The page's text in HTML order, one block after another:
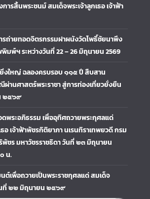
รสิ้นพระชนม์ สมเด็จพระเจ้าลูกเธอ เจ้าฟ้า
รถ่ายทอดจิตรกรรมฝาผนังวัดโพธิ์ชัยนาพึง
มพ์ฯ ระหว่างวันที่ 22 – 26 มิถุนายน 2569
งใหญ่ ฉลองครบรอบ ๑๑๕ ปี สืบสาน
านศาสตร์พระราชา สู่การท่องเที่ยวยั่งยืน
๒๕๖๙
พระอภิธรรม เพื่ออุทิศถวายพระกุศลแด่
อ เจ้าฟ้าพัชรกิติยาภา นเรนทิราเทพยวดี กรม
ชร มหาวัชรราชธิดา วันที่ ๒๓ มิถุนายน
น.
เพื่อถวายเป็นพระราชกุศลแด่ สมเด็จ
นที่ ๒๒ มิถุนายน ๒๕๖๙